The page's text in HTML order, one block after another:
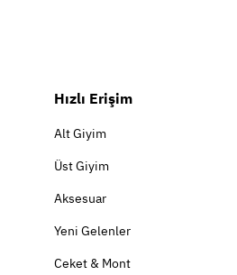
Hızlı Erişim
Alt Giyim
Üst Giyim
Aksesuar
Yeni Gelenler
Ceket & Mont